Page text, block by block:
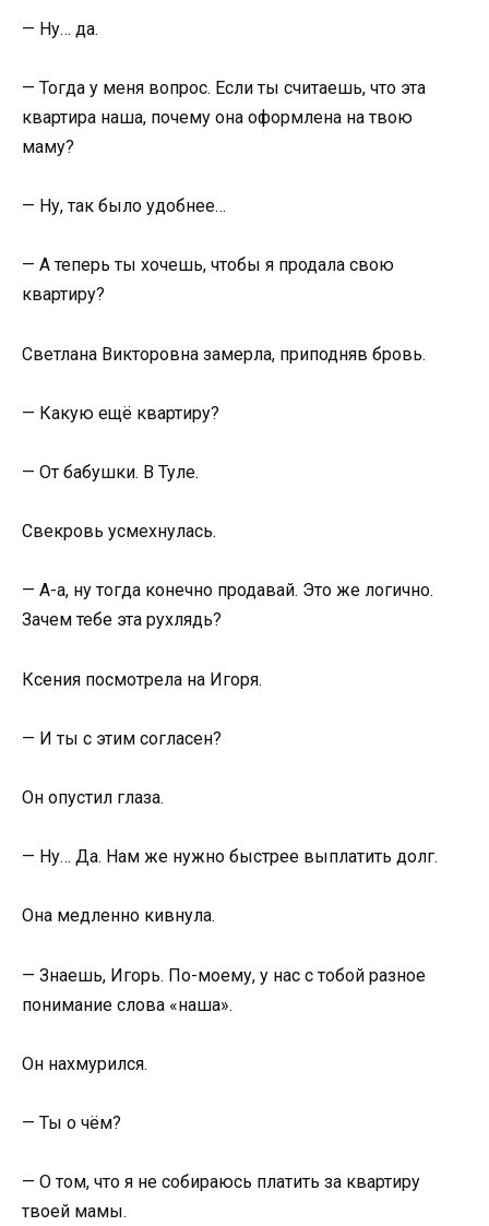
— Ну… да.
— Тогда у меня вопрос. Если ты считаешь, что эта
квартира наша, почему она оформлена на твою
маму?
— Ну, так было удобнее…
— А теперь ты хочешь, чтобы я продала свою
квартиру?
Светлана Викторовна замерла, приподняв бровь.
— Какую ещё квартиру?
— От бабушки. В Туле.
Свекровь усмехнулась.
— А-а, ну тогда конечно продавай. Это же логично.
Зачем тебе эта рухлядь?
Ксения посмотрела на Игоря.
— И ты с этим согласен?
Он опустил глаза.
— Ну… Да. Нам же нужно быстрее выплатить долг.
Она медленно кивнула.
— Знаешь, Игорь. По-моему, у нас с тобой разное
понимание слова «наша».
Он нахмурился.
— Ты о чём?
— О том, что я не собираюсь платить за квартиру
твоей мамы.